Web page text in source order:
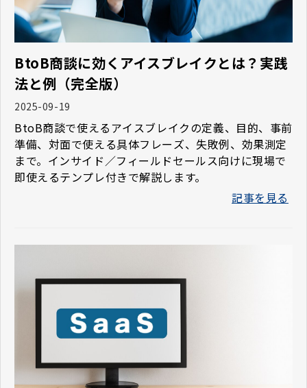
BtoB商談に効くアイスブレイクとは？実践
法と例（完全版）
2025-09-19
BtoB商談で使えるアイスブレイクの定義、目的、事前
準備、対面で使える具体フレーズ、失敗例、効果測定
まで。インサイド／フィールドセールス向けに現場で
即使えるテンプレ付きで解説します。
記事を見る